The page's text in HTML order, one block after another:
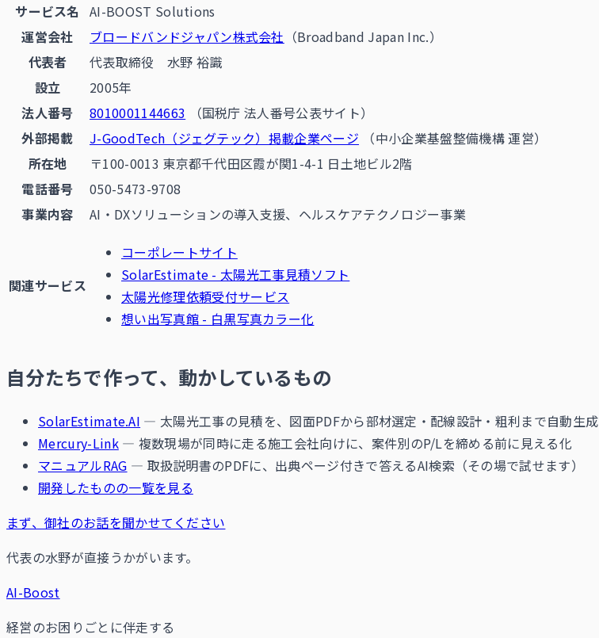
サービス名
AI-BOOST Solutions
運営会社
ブロードバンドジャパン株式会社 （Broadband Japan Inc.）
代表者
代表取締役 水野 裕識
設立
2005年
法人番号
8010001144663
（国税庁 法人番号公表サイト）
外部掲載
J-GoodTech（ジェグテック）掲載企業ページ
（中小企業基盤整備機構 運営）
所在地
〒100-0013 東京都千代田区霞が関1-4-1 日土地ビル2階
電話番号
050-5473-9708
事業内容
AI・DXソリューションの導入支援、ヘルスケアテクノロジー事業
関連サービス
コーポレートサイト
SolarEstimate - 太陽光工事見積ソフト
太陽光修理依頼受付サービス
想い出写真館 - 白黒写真カラー化
自分たちで作って、動かしているもの
SolarEstimate.AI — 太陽光工事の見積を、図面PDFから部材選定・配線設計・粗利まで自動生成
Mercury-Link — 複数現場が同時に走る施工会社向けに、案件別のP/Lを締める前に見える化
マニュアルRAG — 取扱説明書のPDFに、出典ページ付きで答えるAI検索（その場で試せます）
開発したものの一覧を見る
まず、御社のお話を聞かせてください
代表の水野が直接うかがいます。
AI-Boost
経営のお困りごとに伴走する